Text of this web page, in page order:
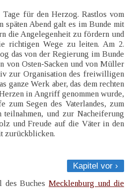
Tage für den Herzog. Rastlos vom
Abend galt es im Bunde mit
die Angelegenheit zu fördern und
richtigen Wege zu leiten. Am 2.
das von der Regierung im Bunde
von Osten-Sacken und von Müller
zur Organisation des freiwilligen
ganze Werk aber, das dem rechten
in Angriff genommen wurde,
zum Segen des Vaterlandes, zum
teilnahmen, und zur Nacheiferung
und Freude auf die Väter in den
zurückblicken.
Kapitel vor ›
des BuchesMecklenburg und die